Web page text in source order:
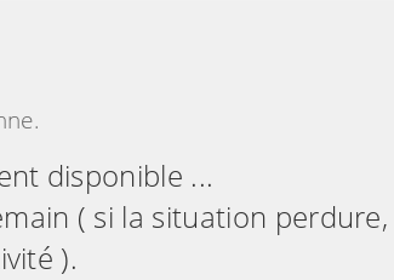
disponible ...
( si la situation
).